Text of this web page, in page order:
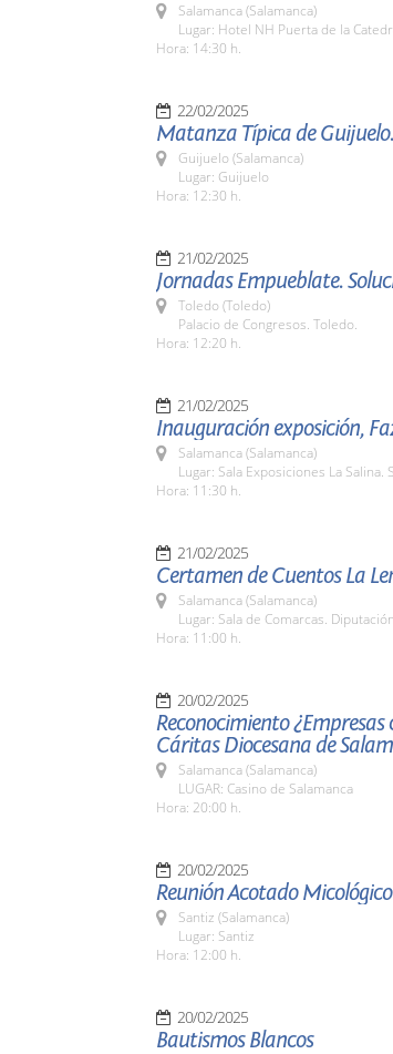
Salamanca (Salamanca)
Lugar: Hotel NH Puerta de la
Hora: 14:30 h.
22/02/2025
Matanza Típica de Guijuelo.
Guijuelo (Salamanca)
Lugar: Guijuelo
Hora: 12:30 h.
21/02/2025
Jornadas Empueblate.
Toledo (Toledo)
Palacio de Congresos. Toledo.
Hora: 12:20 h.
21/02/2025
Inauguración exposición,
Salamanca (Salamanca)
Lugar: Sala Exposiciones La Salina.
Hora: 11:30 h.
21/02/2025
Certamen de Cuentos La
Salamanca (Salamanca)
Lugar: Sala de Comarcas.
Hora: 11:00 h.
20/02/2025
Reconocimiento
Cáritas Diocesana de
Salamanca (Salamanca)
LUGAR: Casino de Salamanca
Hora: 20:00 h.
20/02/2025
Reunión Acotado
Santiz (Salamanca)
Lugar: Santiz
Hora: 12:00 h.
20/02/2025
Bautismos Blancos